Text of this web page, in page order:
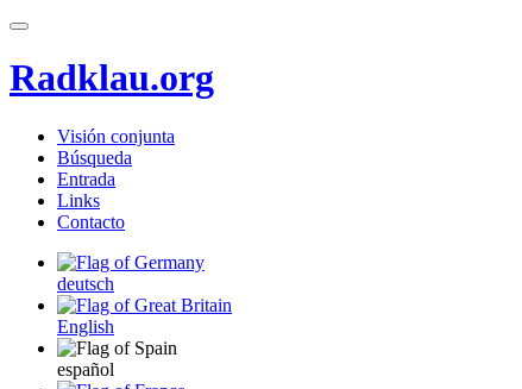
Radklau.org
Visión conjunta
Búsqueda
Entrada
Links
Contacto
deutsch
English
español